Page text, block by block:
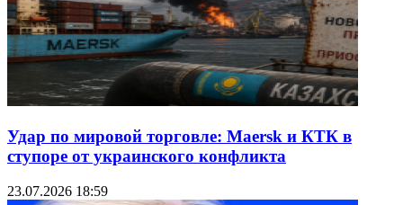
Удар по мировой торговле: Maersk и КТК в
ступоре от украинского конфликта
23.07.2026 18:59